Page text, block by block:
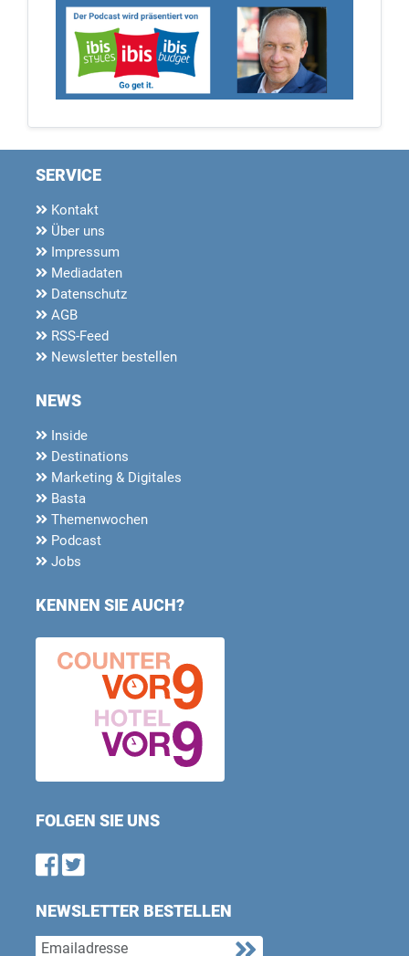
SERVICE
Kontakt
Über uns
Impressum
Mediadaten
Datenschutz
AGB
RSS-Feed
Newsletter bestellen
NEWS
Inside
Destinations
Marketing & Digitales
Basta
Themenwochen
Podcast
Jobs
KENNEN SIE AUCH?
FOLGEN SIE UNS
Find us on Facebook
Follow us on Twitter
NEWSLETTER BESTELLEN